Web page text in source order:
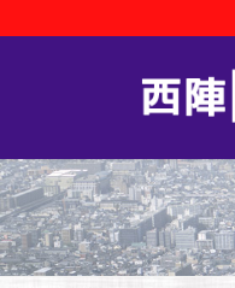
ン
に
移
動
ビ
ョ
ン
に
移
動